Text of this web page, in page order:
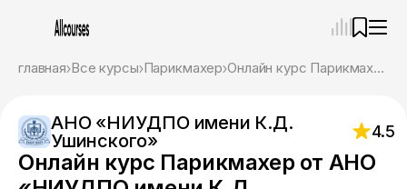
главная Все курсы Парикмахер Онлайн курс Парикмахер от АНО «НИУДПО имени К.Д. Ушинского»
АНО «НИУДПО имени К.Д.
Ушинского»
4.5
Онлайн курс Парикмахер от АНО
Привет! Я Ваш карьерный навигатор. Подберу
курсы, которые соответствует именно вашим
целям.
Пожалуйста, ответьте на несколько вопросов,